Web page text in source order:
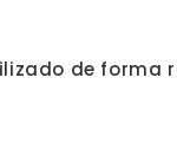
de forma